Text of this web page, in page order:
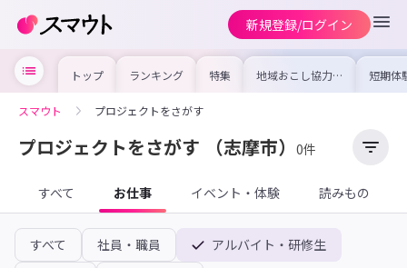
新規登録/ログイン
トップ ランキング 特集 地域おこし協力隊
の求人やイベント
を集めました！仕
けよう
短期体
り〜数
域を知
スマウト プロジェクトをさがす
プロジェクトをさがす （志摩市） 0件
すべて お仕事 イベント・体験 読みもの
すべて 社員・職員
アルバイト・研修生